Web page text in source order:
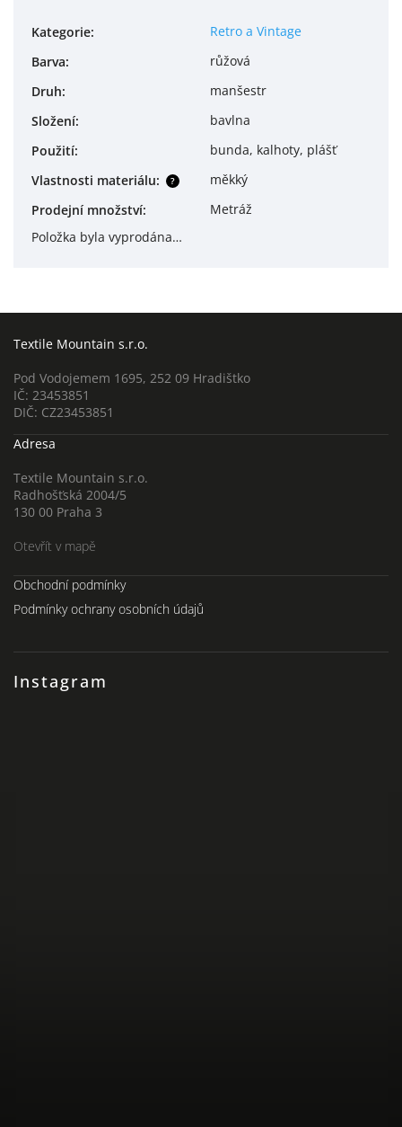
Kategorie:
Retro a Vintage
Barva:
růžová
Druh:
manšestr
Složení:
bavlna
Použití: bunda, kalhoty, plášť
?
Vlastnosti materiálu:
měkký
Prodejní množství:
Metráž
Položka byla vyprodána…
Textile Mountain s.r.o.
Pod Vodojemem 1695, 252 09 Hradištko
IČ: 23453851
DIČ: CZ23453851
Adresa
Textile Mountain s.r.o.
Radhošťská 2004/5
130 00 Praha 3
Otevřít v mapě
Instagram
Obchodní podmínky
Podmínky ochrany osobních údajů